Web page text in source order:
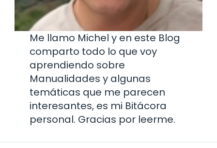
Me llamo Michel y en este Blog
comparto todo lo que voy
aprendiendo sobre
Manualidades y algunas
temáticas que me parecen
interesantes, es mi Bitácora
personal. Gracias por leerme.